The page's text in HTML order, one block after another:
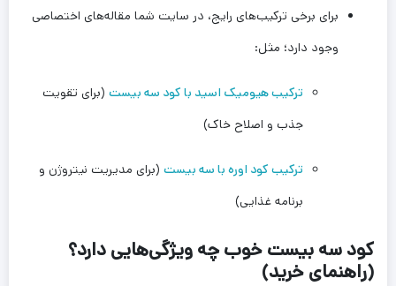
برای برخی ترکیب‌های رایج، در سایت شما مقاله‌های اختصاصی
وجود دارد؛ مثل:
ترکیب هیومیک اسید با کود سه بیست (برای تقویت
جذب و اصلاح خاک)
ترکیب کود اوره با سه بیست (برای مدیریت نیتروژن و
برنامه غذایی)
کود سه بیست خوب چه ویژگی‌هایی دارد؟
(راهنمای خرید)